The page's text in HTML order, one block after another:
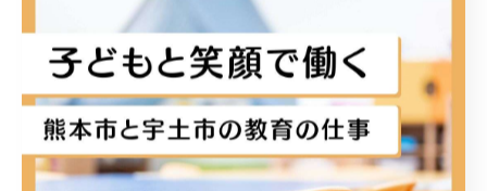
KIDSDIARY出水KIDSDIARY宇土KIDSDIARY松原熊本宇土宇土市
熊本市放課後等デイサービス放デイ小学生中学生高校生
子ども療育ダウン症自閉症ADHDLD